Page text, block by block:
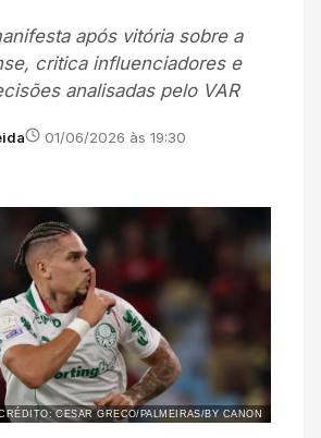
após vitória sobre a
critica influenciadores e
analisadas pelo VAR
01/06/2026 às 19:30
CESAR GRECO/PALMEIRAS/BY CANON